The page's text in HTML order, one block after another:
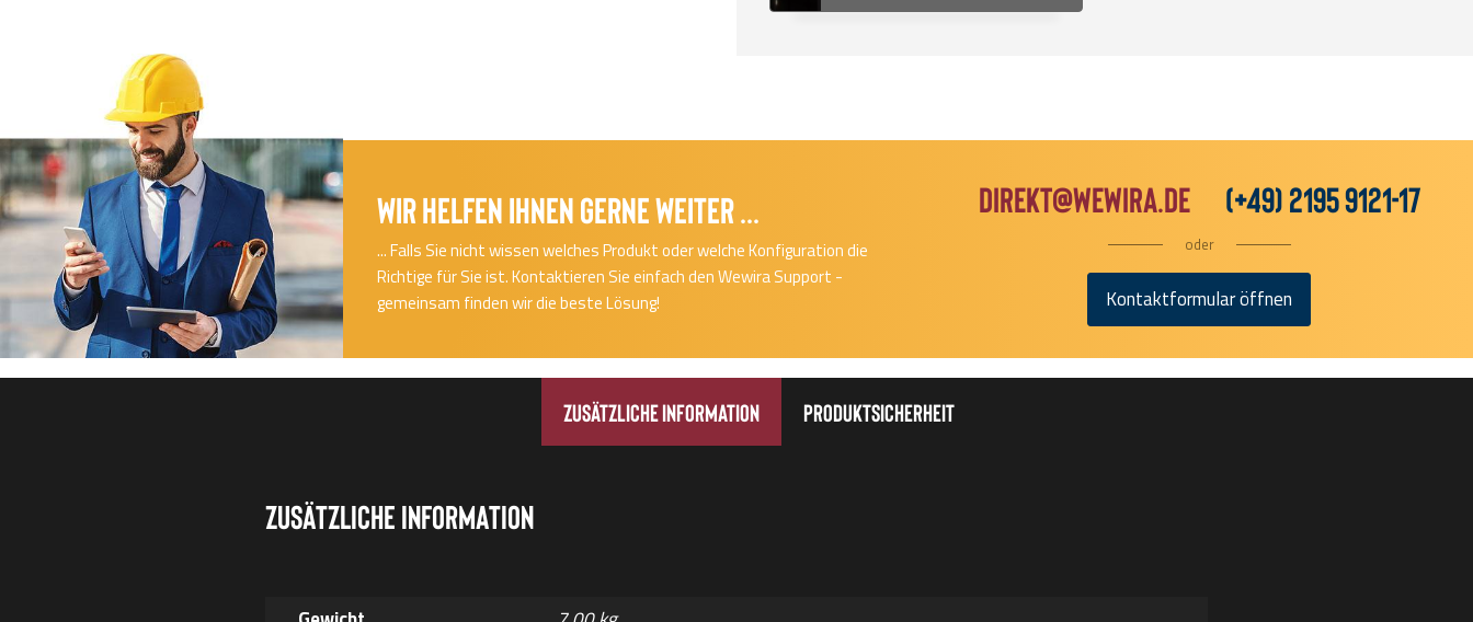
Wir helfen Ihnen gerne Weiter ...
... Falls Sie nicht wissen welches Produkt oder welche Konfiguration die
Richtige für Sie ist. Kontaktieren Sie einfach den Wewira Support -
gemeinsam finden wir die beste Lösung!
direkt@wewira.de (+49) 2195 9121-17
oder
Kontaktformular öffnen
Zusätzliche Information Produktsicherheit
Zusätzliche Information